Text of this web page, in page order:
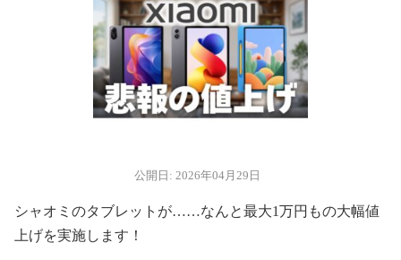
公開日: 2026年04月29日
シャオミのタブレットが……なんと最大1万円もの大幅値
上げを実施します！